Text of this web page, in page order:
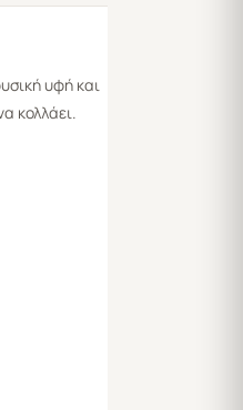
υφή και
κολλάει.